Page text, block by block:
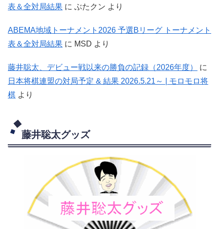
表＆全対局結果 に ぶたクン より
ABEMA地域トーナメント2026 予選Bリーグ トーナメント
表＆全対局結果 に MSD より
藤井聡太、デビュー戦以来の勝負の記録（2026年度）
に
日本将棋連盟の対局予定 & 結果 2026.5.21～ | モロモロ将
棋 より
藤井聡太グッズ